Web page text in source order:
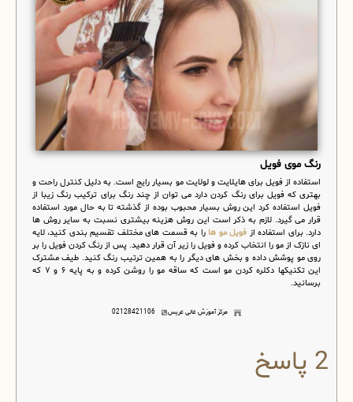
رنگ موی فویل
استفاده از فویل برای هایلایت و لولایت مو بسیار رایج است. به دلیل کنترل راحت و
بهتری که فویل برای رنگ کردن دارد می توان از چند رنگ برای ترکیب رنگ زیبا از
فویل استفاده کرد این روش بسیار محبوب بوده از گذشته تا به حال مورد استفاده
قرار می گیرد. لازم به ذکر است این روش هزینه بیشتری نسبت به سایر روش ها
دارد. برای استفاده از فویل مو هارا به قسمت های مختلف تقسیم بندی کنید، لایه
ای نازک از مو را انتخاب کرده و فویل را زیر آن قرار دهید. پس از رنگ کردن فویل را بر
روی مو پوشش داده و بخش های دیگر را به همین ترتیب رنگ کنید. طیف مشترک
این تکنیک­ها دکلره کردن مو است که ساقه مو را روشن کرده و به پایه ۶ و ۷ که
برسانید.
مرکز آموزش عالی عریس 02128421106
2 پاسخ